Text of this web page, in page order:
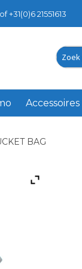
+31(0)6 21551613
Zoek
Accessoires
BAG